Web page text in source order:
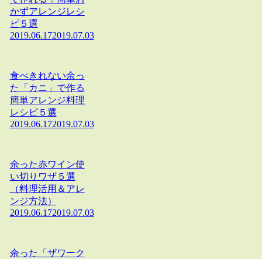
かずアレンジレシ
ピ５選
2019.06.172019.07.03
食べきれない余っ
た「カニ」で作る
簡単アレンジ料理
レシピ５選
2019.06.172019.07.03
余った赤ワイン使
い切りワザ５選
（料理活用＆アレ
ンジ方法）
2019.06.172019.07.03
余った「ザワーク